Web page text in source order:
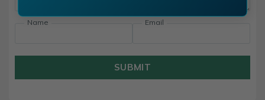
Name Email
SUBMIT